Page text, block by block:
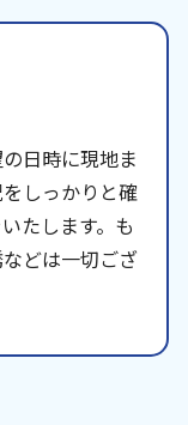
日時に現地ま
しっかりと確
たします。も
どは一切ござ